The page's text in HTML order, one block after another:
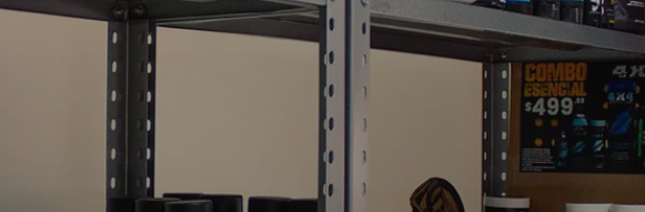
PRODUCTOS WAHL